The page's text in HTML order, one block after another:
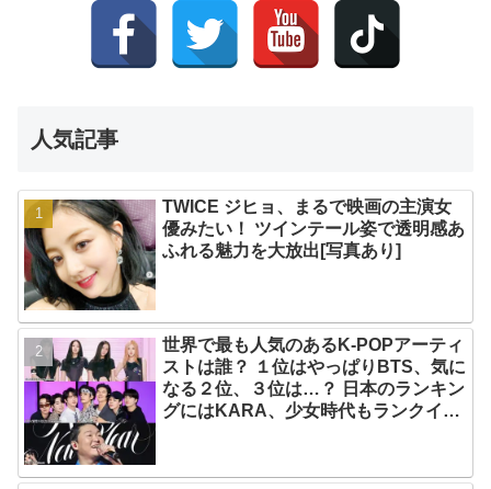
人気記事
TWICE ジヒョ、まるで映画の主演女
優みたい！ ツインテール姿で透明感あ
ふれる魅力を大放出[写真あり]
世界で最も人気のあるK-POPアーティ
ストは誰？ １位はやっぱりBTS、気に
なる２位、３位は…？ 日本のランキン
グにはKARA、少女時代もランクイ